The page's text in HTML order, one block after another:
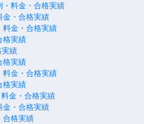
・料金・合格実績
金・合格実績
料金・合格実績
格実績
実績
格実績
料金・合格実績
格実績
金・合格実績
金・合格実績
合格実績